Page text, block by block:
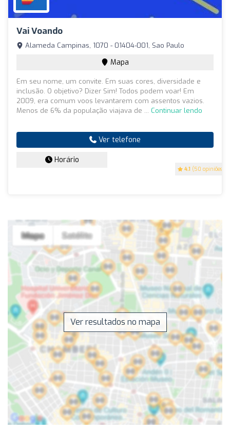
Vai Voando
4.1 (50 opiniões)
Alameda Campinas, 1070 - 01404-001, Sao Paulo
Mapa
Em seu nome, um convite. Em suas cores, diversidade e
inclusão. O objetivo? Dizer Sim! Todos podem voar! Em
2009, era comum voos levantarem com assentos vazios.
Menos de 6% da população viajava de ... Continuar lendo
Ver telefone
Horário
Ver resultados no mapa